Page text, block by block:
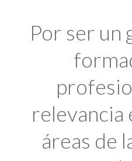
Por ser un
relevancia
áreas de